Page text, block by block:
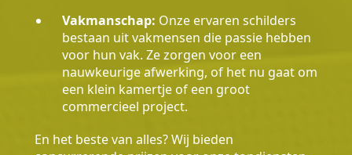
Vakmanschap: Onze ervaren schilders
bestaan uit vakmensen die passie hebben
voor hun vak. Ze zorgen voor een
nauwkeurige afwerking, of het nu gaat om
een klein kamertje of een groot
commercieel project.
En het beste van alles? Wij bieden